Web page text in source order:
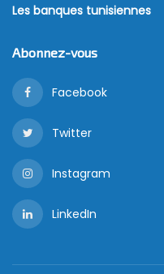
Les banques tunisiennes
Abonnez-vous
Facebook
Twitter
Instagram
LinkedIn